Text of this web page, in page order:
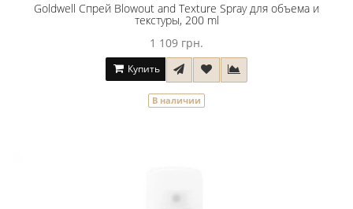
Goldwell Спрей Blowout and Texture Spray для объема и
текстуры, 200 ml
1 109 грн.
Купить
В наличии